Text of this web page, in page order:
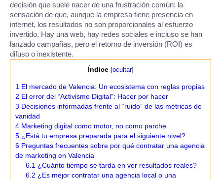
decisión que suele nacer de una frustración común: la
sensación de que, aunque la empresa tiene presencia en
internet, los resultados no son proporcionales al esfuerzo
invertido. Hay una web, hay redes sociales e incluso se han
lanzado campañas, pero el retorno de inversión (ROI) es
difuso o inexistente.
Índice [ocultar]
1 El mercado de Valencia: Un ecosistema con reglas propias
2 El error del “Activismo Digital”: Hacer por hacer
3 Decisiones informadas frente al “ruido” de las métricas de
vanidad
4 Marketing digital como motor, no como parche
5 ¿Está tu empresa preparada para el siguiente nivel?
6 Preguntas frecuentes sobre por qué contratar una agencia
de marketing en Valencia
6.1 ¿Cuánto tiempo se tarda en ver resultados reales?
6.2 ¿Es mejor contratar una agencia local o una